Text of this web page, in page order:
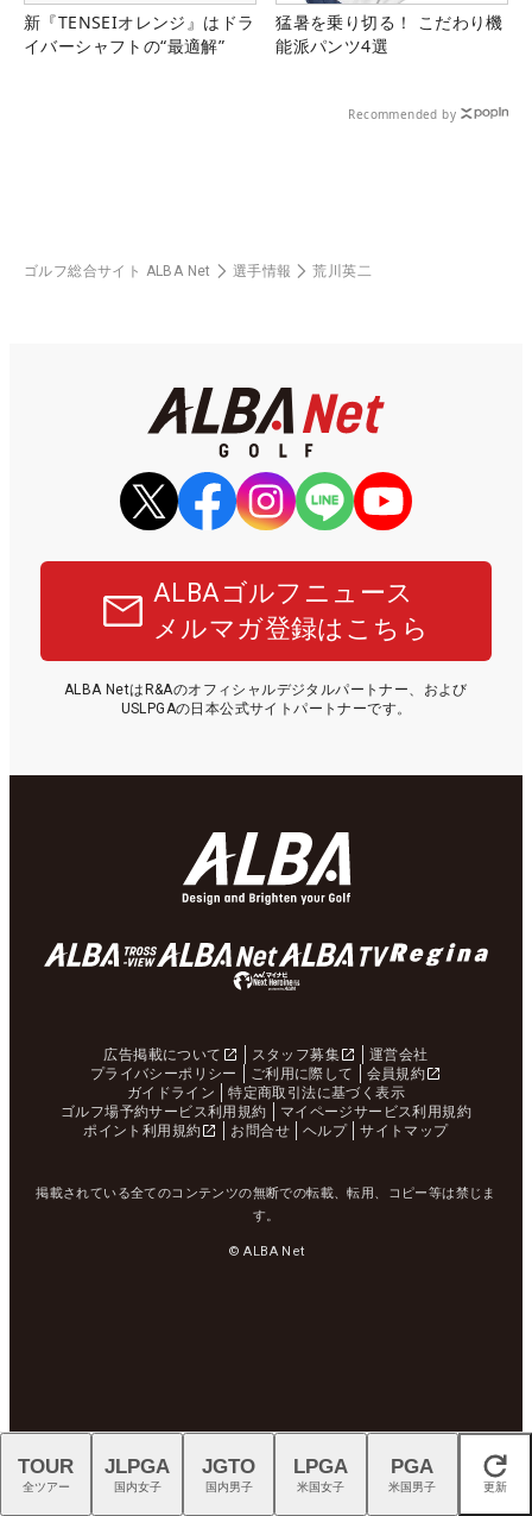
新『TENSEIオレンジ』はドラ
イバーシャフトの“最適解”
猛暑を乗り切る！ こだわり機
能派パンツ4選
Recommended by
ゴルフ総合サイト ALBA Net 選手情報 荒川英二
ALBAゴルフニュース
メルマガ登録はこちら
ALBA NetはR&Aのオフィシャルデジタルパートナー、および
USLPGAの日本公式サイトパートナーです。
広告掲載について スタッフ募集
運営会社
プライバシーポリシー
ご利用に際して
会員規約
ガイドライン
特定商取引法に基づく表示
ゴルフ場予約サービス利用規約
マイページサービス利用規約
ポイント利用規約
お問合せ ヘルプ サイトマップ
掲載されている全てのコンテンツの無断での転載、転用、コピー等は禁じま
す。
© ALBA Net
閉じる
TOUR
全ツアー
JLPGA
国内女子
JGTO
国内男子
LPGA
米国女子
PGA
米国男子 更新